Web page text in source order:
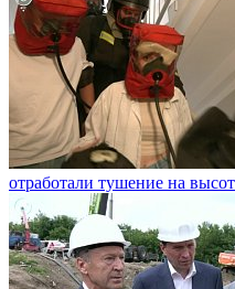
отработали тушение на